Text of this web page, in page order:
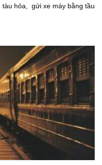
tàu hỏa, gửi xe máy bằng tầu